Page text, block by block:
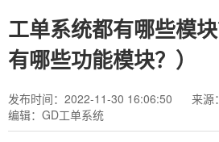
百
下
们
导
工单系统都有哪些模
有哪些功能模块？）
发布时间：2022-11-30 16:06:50
来源
编辑：GD工单系统